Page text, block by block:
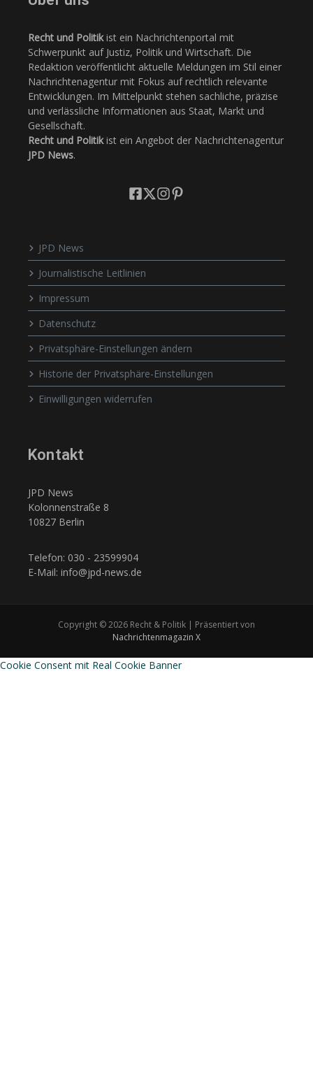
Recht und Politikist ein Nachrichtenportal mit
Schwerpunkt auf Justiz, Politik und Wirtschaft. Die
Redaktion veröffentlicht aktuelle Meldungen im Stil einer
Nachrichtenagentur mit Fokus auf rechtlich relevante
Entwicklungen. Im Mittelpunkt stehen sachliche, präzise
und verlässliche Informationen aus Staat, Markt und
Gesellschaft.
Recht und Politikist ein Angebot der Nachrichtenagentur
JPD News.
JPD News
Journalistische Leitlinien
Impressum
Datenschutz
Privatsphäre-Einstellungen ändern
Historie der Privatsphäre-Einstellungen
Einwilligungen widerrufen
Kontakt
JPD News
Kolonnenstraße 8
10827 Berlin
Telefon: 030 - 23599904
E-Mail: info@jpd-news.de
Copyright © 2026 Recht & Politik | Präsentiert von
Nachrichtenmagazin X
Cookie Consent mit Real Cookie Banner